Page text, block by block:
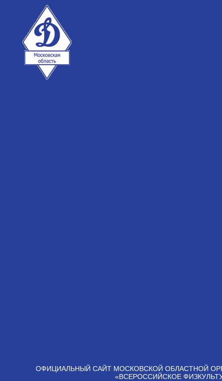
ОФИЦИАЛЬНЫЙ САЙТ МОСКОВСКОЙ ОБЛАСТНОЙ
«ВСЕРОССИЙСКОЕ